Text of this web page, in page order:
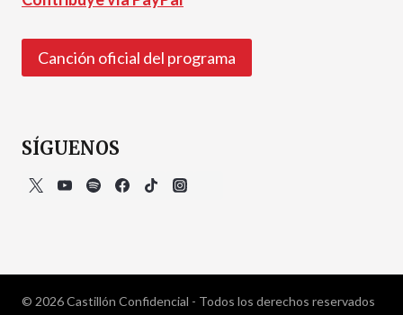
Canción oficial del programa
SÍGUENOS
© 2026 Castillón Confidencial - Todos los derechos reservados